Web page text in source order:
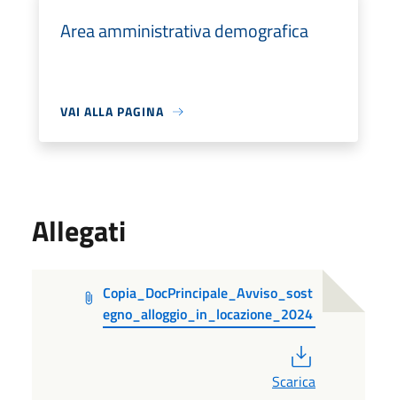
Area amministrativa demografica
VAI ALLA PAGINA
Allegati
Copia_DocPrincipale_Avviso_sost
egno_alloggio_in_locazione_2024
Scarica